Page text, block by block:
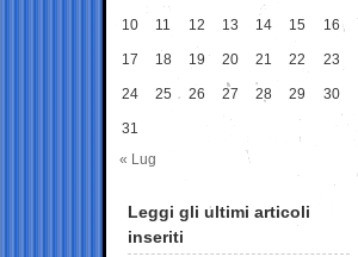
10 11 12 13 14 15 16
17 18 19 20 21 22 23
24 25 26 27 28 29 30
31
« Lug
Leggi gli ultimi articoli
inseriti